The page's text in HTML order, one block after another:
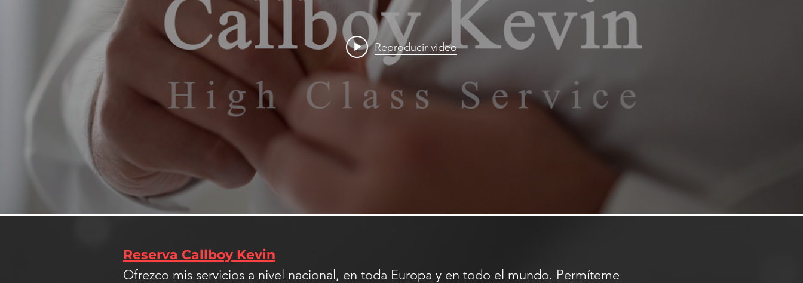
Reproducir video
Reserva Callboy Kevin
Ofrezco mis servicios a nivel nacional, en toda Europa y en todo el mundo. Permíteme